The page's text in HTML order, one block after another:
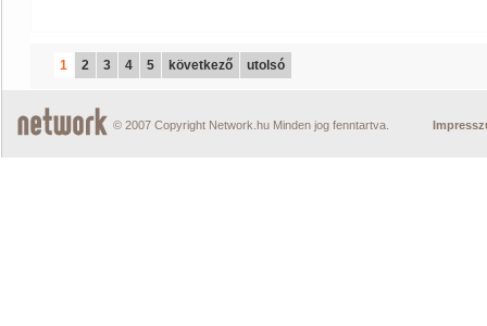
1 2 3 4 5 következő utolsó
© 2007 Copyright Network.hu Minden jog fenntartva.